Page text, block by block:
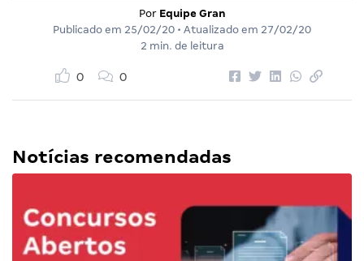
Por Equipe Gran
Publicado em 25/02/20 • Atualizado em 27/02/20
2 min. de leitura
0 0
Notícias recomendadas